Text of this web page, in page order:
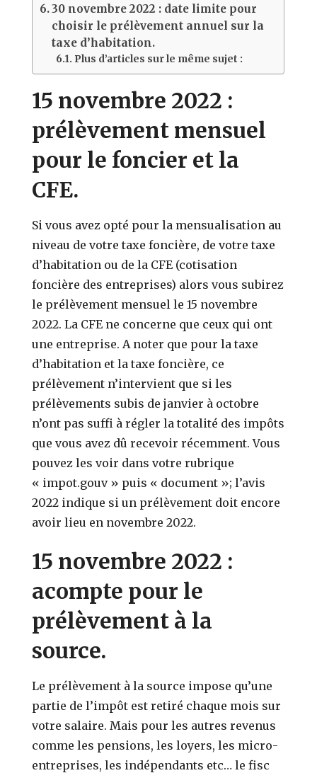
30 novembre 2022 : date limite pour
choisir le prélèvement annuel sur la
taxe d’habitation.
Plus d’articles sur le même sujet :
15 novembre 2022 :
prélèvement mensuel
pour le foncier et la
CFE.
Si vous avez opté pour la mensualisation au
niveau de votre taxe foncière, de votre taxe
d’habitation ou de la CFE (cotisation
foncière des entreprises) alors vous subirez
le prélèvement mensuel le 15 novembre
2022. La CFE ne concerne que ceux qui ont
une entreprise. A noter que pour la taxe
d’habitation et la taxe foncière, ce
prélèvement n’intervient que si les
prélèvements subis de janvier à octobre
n’ont pas suffi à régler la totalité des impôts
que vous avez dû recevoir récemment. Vous
pouvez les voir dans votre rubrique
« impot.gouv » puis « document »; l’avis
2022 indique si un prélèvement doit encore
avoir lieu en novembre 2022.
15 novembre 2022 :
acompte pour le
prélèvement à la
source.
Le prélèvement à la source impose qu’une
partie de l’impôt est retiré chaque mois sur
votre salaire. Mais pour les autres revenus
comme les pensions, les loyers, les micro-
entreprises, les indépendants etc… le fisc